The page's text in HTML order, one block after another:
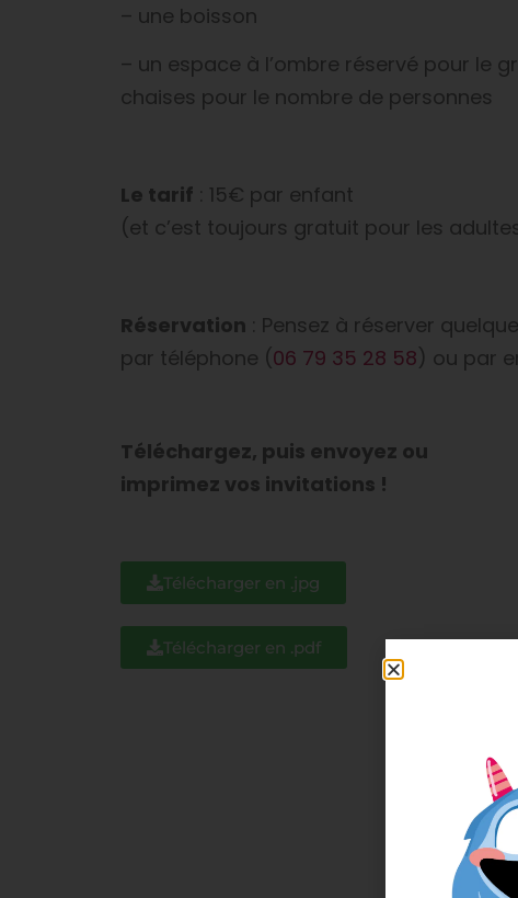
– une boisson
– un espace à l’ombre réservé pour le
chaises pour le nombre de personnes
Le tarif : 15€ par enfant
(et c’est toujours gratuit pour les
Réservation : Pensez à réserver
par téléphone (06 79 35 28 58) ou par
Téléchargez, puis envoyez ou
imprimez vos invitations !
Télécharger en .jpg
Télécharger en .pdf